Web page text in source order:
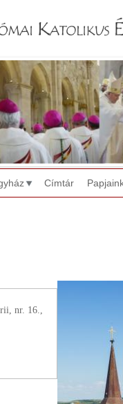
Címtár
nr. 16.,